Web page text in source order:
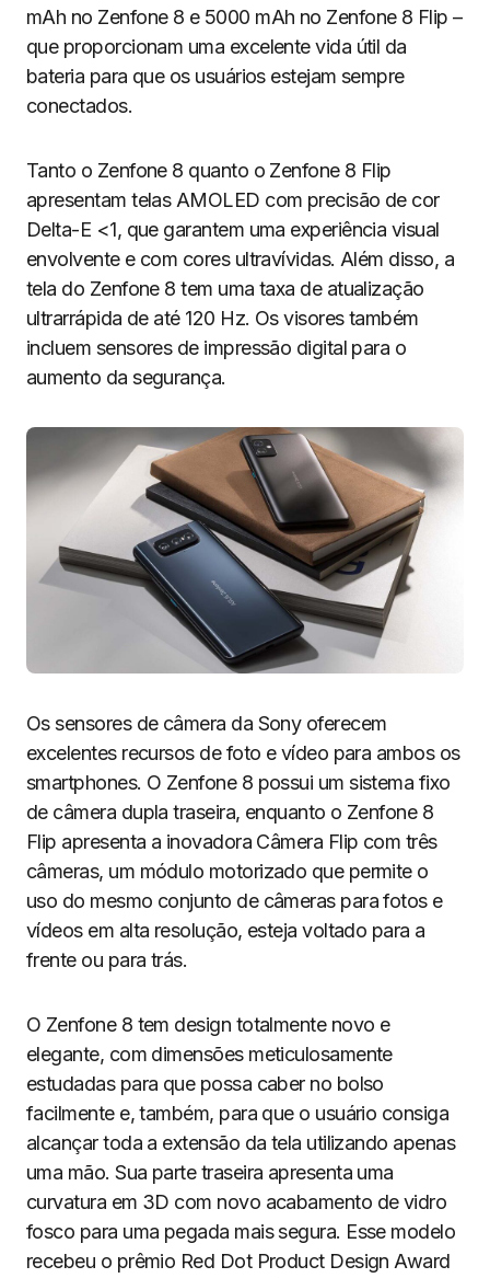
mAh no Zenfone 8 e 5000 mAh no Zenfone 8 Flip –
que proporcionam uma excelente vida útil da
bateria para que os usuários estejam sempre
conectados.
Tanto o Zenfone 8 quanto o Zenfone 8 Flip
apresentam telas AMOLED com precisão de cor
Delta-E <1, que garantem uma experiência visual
envolvente e com cores ultravívidas. Além disso, a
tela do Zenfone 8 tem uma taxa de atualização
ultrarrápida de até 120 Hz. Os visores também
incluem sensores de impressão digital para o
aumento da segurança.
Os sensores de câmera da Sony oferecem
excelentes recursos de foto e vídeo para ambos os
smartphones. O Zenfone 8 possui um sistema fixo
de câmera dupla traseira, enquanto o Zenfone 8
Flip apresenta a inovadora Câmera Flip com três
câmeras, um módulo motorizado que permite o
uso do mesmo conjunto de câmeras para fotos e
vídeos em alta resolução, esteja voltado para a
frente ou para trás.
O Zenfone 8 tem design totalmente novo e
elegante, com dimensões meticulosamente
estudadas para que possa caber no bolso
facilmente e, também, para que o usuário consiga
alcançar toda a extensão da tela utilizando apenas
uma mão. Sua parte traseira apresenta uma
curvatura em 3D com novo acabamento de vidro
fosco para uma pegada mais segura. Esse modelo
recebeu o prêmio Red Dot Product Design Award